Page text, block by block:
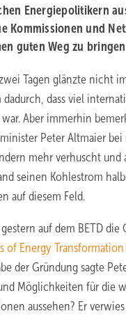
Energiepolitikern
Kommissionen und
guten Weg zu
Tagen glänzte nicht
dass viel
Aber immerhin
Peter Altmaier
mehr verhuscht
seinen Kohlestrom
auf diesem Feld.
auf dem BETD die
Energy Transformation
der Gründung sagte
Möglichkeiten für die
aussehen? Er